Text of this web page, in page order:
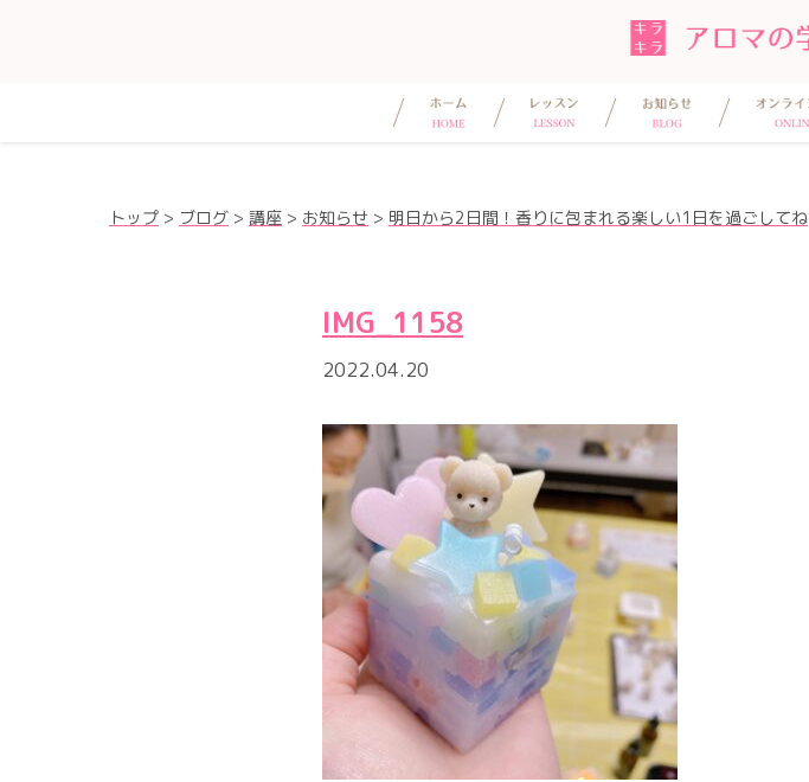
トップ > ブログ > 講座 > お知らせ > 明日から2日間！香りに包まれる楽しい1日を過ごしてね
IMG_1158
2022.04.20